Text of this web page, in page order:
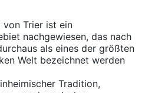
von Trier ist ein
nachgewiesen, das nach
als eines der größten
Welt bezeichnet werden
Tradition,